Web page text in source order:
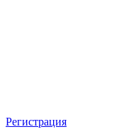
Регистрация